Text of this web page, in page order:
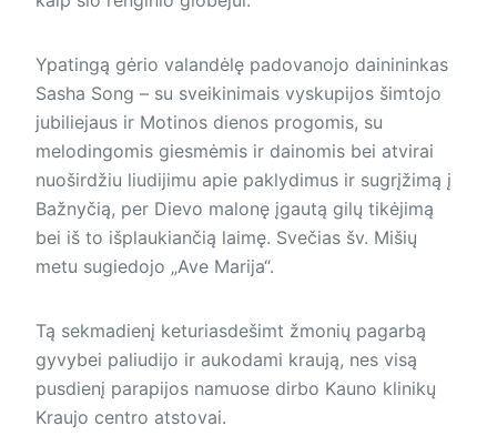
Ypatingą gėrio valandėlę padovanojo dainininkas
Sasha Song – su sveikinimais vyskupijos šimtojo
jubiliejaus ir Motinos dienos progomis, su
melodingomis giesmėmis ir dainomis bei atvirai
nuoširdžiu liudijimu apie paklydimus ir sugrįžimą į
Bažnyčią, per Dievo malonę įgautą gilų tikėjimą
bei iš to išplaukiančią laimę. Svečias šv. Mišių
metu sugiedojo „Ave Marija“.
Tą sekmadienį keturiasdešimt žmonių pagarbą
gyvybei paliudijo ir aukodami kraują, nes visą
pusdienį parapijos namuose dirbo Kauno klinikų
Kraujo centro atstovai.